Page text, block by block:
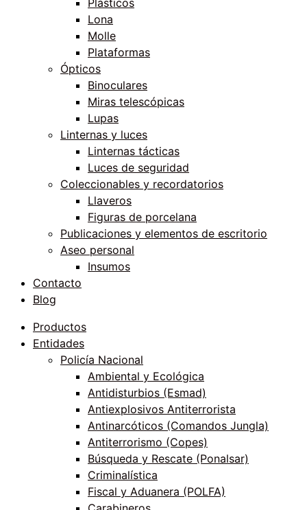
Plásticos
Lona
Molle
Plataformas
Ópticos
Binoculares
Miras telescópicas
Lupas
Linternas y luces
Linternas tácticas
Luces de seguridad
Coleccionables y recordatorios
Llaveros
Figuras de porcelana
Publicaciones y elementos de escritorio
Aseo personal
Insumos
Contacto
Blog
Productos
Entidades
Policía Nacional
Ambiental y Ecológica
Antidisturbios (Esmad)
Antiexplosivos Antiterrorista
Antinarcóticos (Comandos Jungla)
Antiterrorismo (Copes)
Búsqueda y Rescate (Ponalsar)
Criminalística
Fiscal y Aduanera (POLFA)